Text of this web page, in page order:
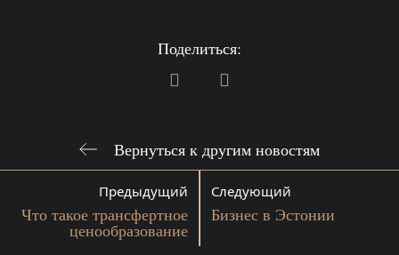
Вернуться к другим новостям
Поделиться:
Предыдущий
Что такое трансфертное
ценообразование
Следующий
Бизнес в Эстонии